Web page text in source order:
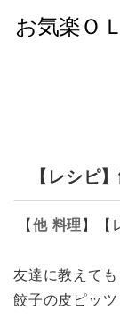
【レシピ
【 他 料理 】
友達に教えても
餃子の皮ピッツ